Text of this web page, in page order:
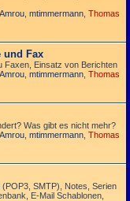
Amrou mtimmermann Thomas
und Fax
Faxen, Einsatz von Berichten
Amrou mtimmermann Thomas
Was gibt es nicht mehr?
Amrou mtimmermann Thomas
SMTP), Notes, Serien
E-Mail Schablonen,